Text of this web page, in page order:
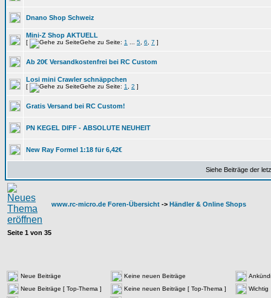
Dnano Shop Schweiz
Mini-Z Shop AKTUELL
[ Gehe zu Seite: 1 5 6 7 ]
Ab 20€ Versandkostenfrei bei RC Custom
Losi mini Crawler schnäppchen
[ Gehe zu Seite: 1 2 ]
Gratis Versand bei RC Custom!
PN KEGEL DIFF - ABSOLUTE NEUHEIT
New Ray Formel 1:18 für 6,42€
Siehe Beiträge der
www.rc-micro.de Foren-Übersicht -> Händler & Online Shops
Seite 1 von 35
Neue Beiträge Keine neuen Beiträge
Neue Beiträge [ Top-Thema ]
Keine neuen Beiträge [ Top-Thema ]
Wichtig